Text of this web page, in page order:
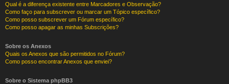
Qual é a diferença existente entre Marcadores e Observação?
Como faço para subscrever ou marcar um Tópico específico?
Como posso subscrever um Fórum específico?
Como posso apagar as minhas Subscrições?
Sobre os Anexos
Quais os Anexos que são permitidos no Fórum?
Como posso encontrar Anexos que enviei?
Sobre o Sistema phpBB3